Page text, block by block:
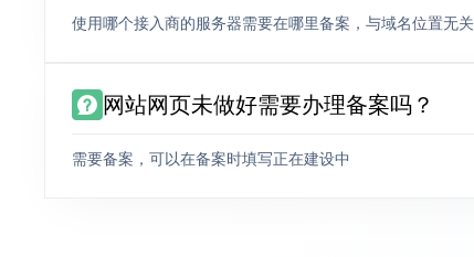
使用哪个接入商的服务器需要在哪里备案，与域名位置无关
网站网页未做好需要办理备案吗？
需要备案，可以在备案时填写正在建设中